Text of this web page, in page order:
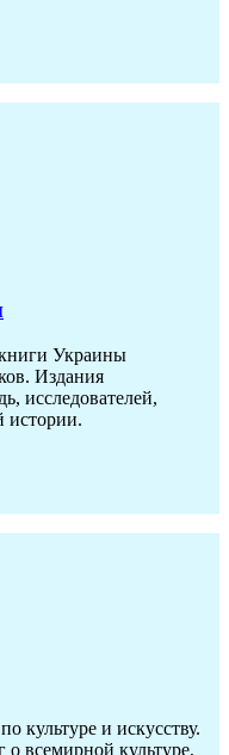
Украины
Издания
исследователей,
истории.
культуре и искусству.
всемирной культуре,